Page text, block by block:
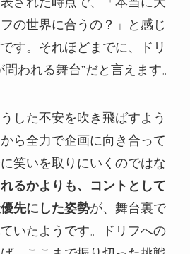
の世界に合うの？」と感じ
す。それほどまでに、ドリ
われる舞台”だと言えます。
した不安を吹き飛ばすよう
ら全力で企画に向き合って
笑いを取りにいくのではな
るかよりも、コントとして
先にした姿勢が、舞台裏で
いたようです。ドリフへの